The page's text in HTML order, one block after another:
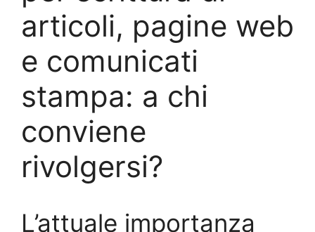
articoli, pagine web
e comunicati
stampa: a chi
conviene
rivolgersi?
L’attuale importanza